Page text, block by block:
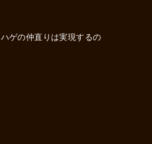
ゲの仲直りは実現するの